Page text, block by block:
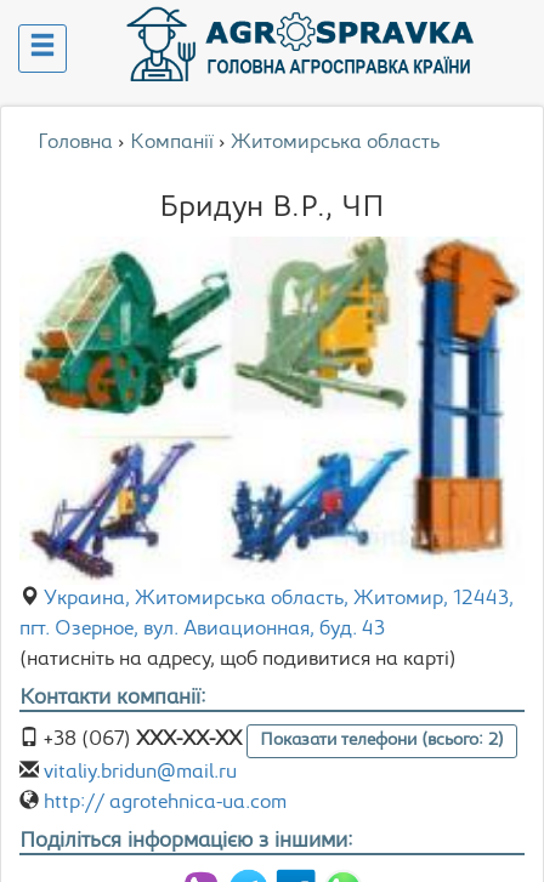
Головна › Компанії › Житомирська область
Бридун В.Р., ЧП
Украина, Житомирська область, Житомир, 12443,
пгт. Озерное, вул. Авиационная, буд. 43
(натисніть на адресу, щоб подивитися на карті)
Контакти компанії:
+38 (067) XXX-XX-XX Показати телефони (всього: 2)
vitaliy.bridun@mail.ru
http:// agrotehnica-ua.com
Поділіться інформацією з іншими: